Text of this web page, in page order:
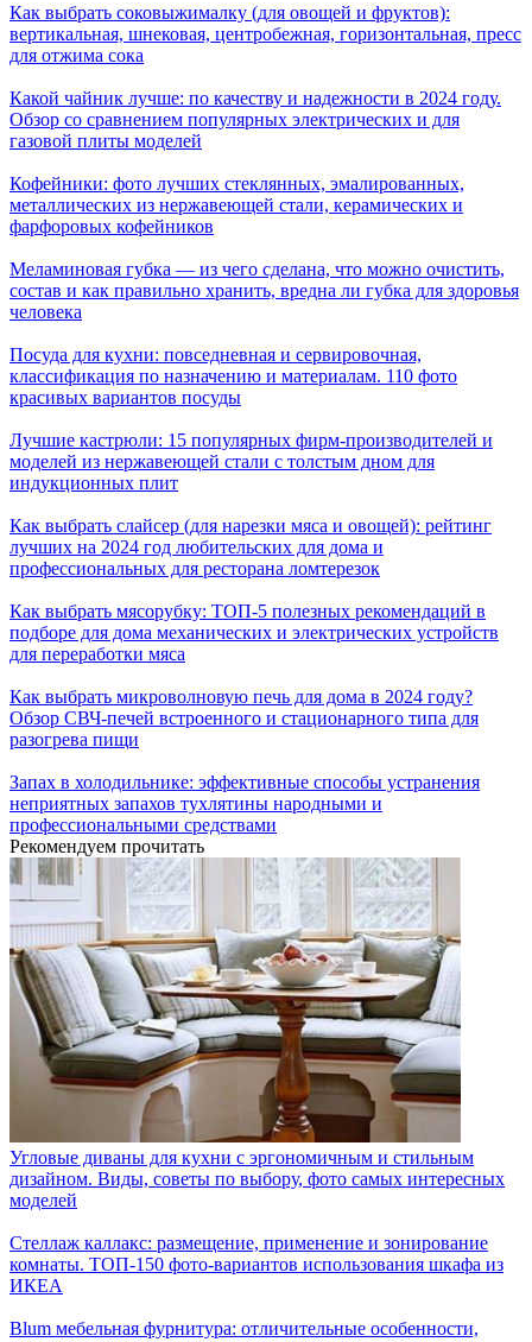
Как выбрать соковыжималку (для овощей и фруктов):
вертикальная, шнековая, центробежная, горизонтальная, пресс
для отжима сока
Какой чайник лучше: по качеству и надежности в 2024 году.
Обзор со сравнением популярных электрических и для
газовой плиты моделей
Кофейники: фото лучших стеклянных, эмалированных,
металлических из нержавеющей стали, керамических и
фарфоровых кофейников
Меламиновая губка — из чего сделана, что можно очистить,
состав и как правильно хранить, вредна ли губка для здоровья
человека
Посуда для кухни: повседневная и сервировочная,
классификация по назначению и материалам. 110 фото
красивых вариантов посуды
Лучшие кастрюли: 15 популярных фирм-производителей и
моделей из нержавеющей стали с толстым дном для
индукционных плит
Как выбрать слайсер (для нарезки мяса и овощей): рейтинг
лучших на 2024 год любительских для дома и
профессиональных для ресторана ломтерезок
Как выбрать мясорубку: ТОП-5 полезных рекомендаций в
подборе для дома механических и электрических устройств
для переработки мяса
Как выбрать микроволновую печь для дома в 2024 году?
Обзор СВЧ-печей встроенного и стационарного типа для
разогрева пищи
Запах в холодильнике: эффективные способы устранения
неприятных запахов тухлятины народными и
профессиональными средствами
Рекомендуем прочитать
Угловые диваны для кухни с эргономичным и стильным
дизайном. Виды, советы по выбору, фото самых интересных
моделей
Cтеллаж каллакс: размещение, применение и зонирование
комнаты. ТОП-150 фото-вариантов использования шкафа из
ИКЕА
Blum мебельная фурнитура: отличительные особенности,